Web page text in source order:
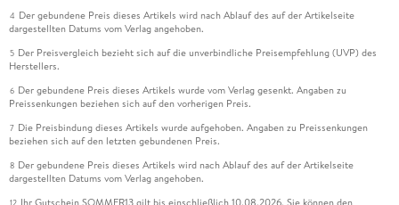
4 Der gebundene Preis dieses Artikels wird nach Ablauf des auf der Artikelseite
dargestellten Datums vom Verlag angehoben.
5 Der Preisvergleich bezieht sich auf die unverbindliche Preisempfehlung (UVP) des
Herstellers.
6 Der gebundene Preis dieses Artikels wurde vom Verlag gesenkt. Angaben zu
Preissenkungen beziehen sich auf den vorherigen Preis.
7 Die Preisbindung dieses Artikels wurde aufgehoben. Angaben zu Preissenkungen
beziehen sich auf den letzten gebundenen Preis.
8 Der gebundene Preis dieses Artikels wird nach Ablauf des auf der Artikelseite
dargestellten Datums vom Verlag angehoben.